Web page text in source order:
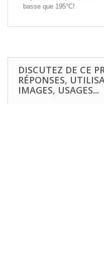
basse que 195°C!
DISCUTEZ DE CE
RÉPONSES,
IMAGES, USAGES...